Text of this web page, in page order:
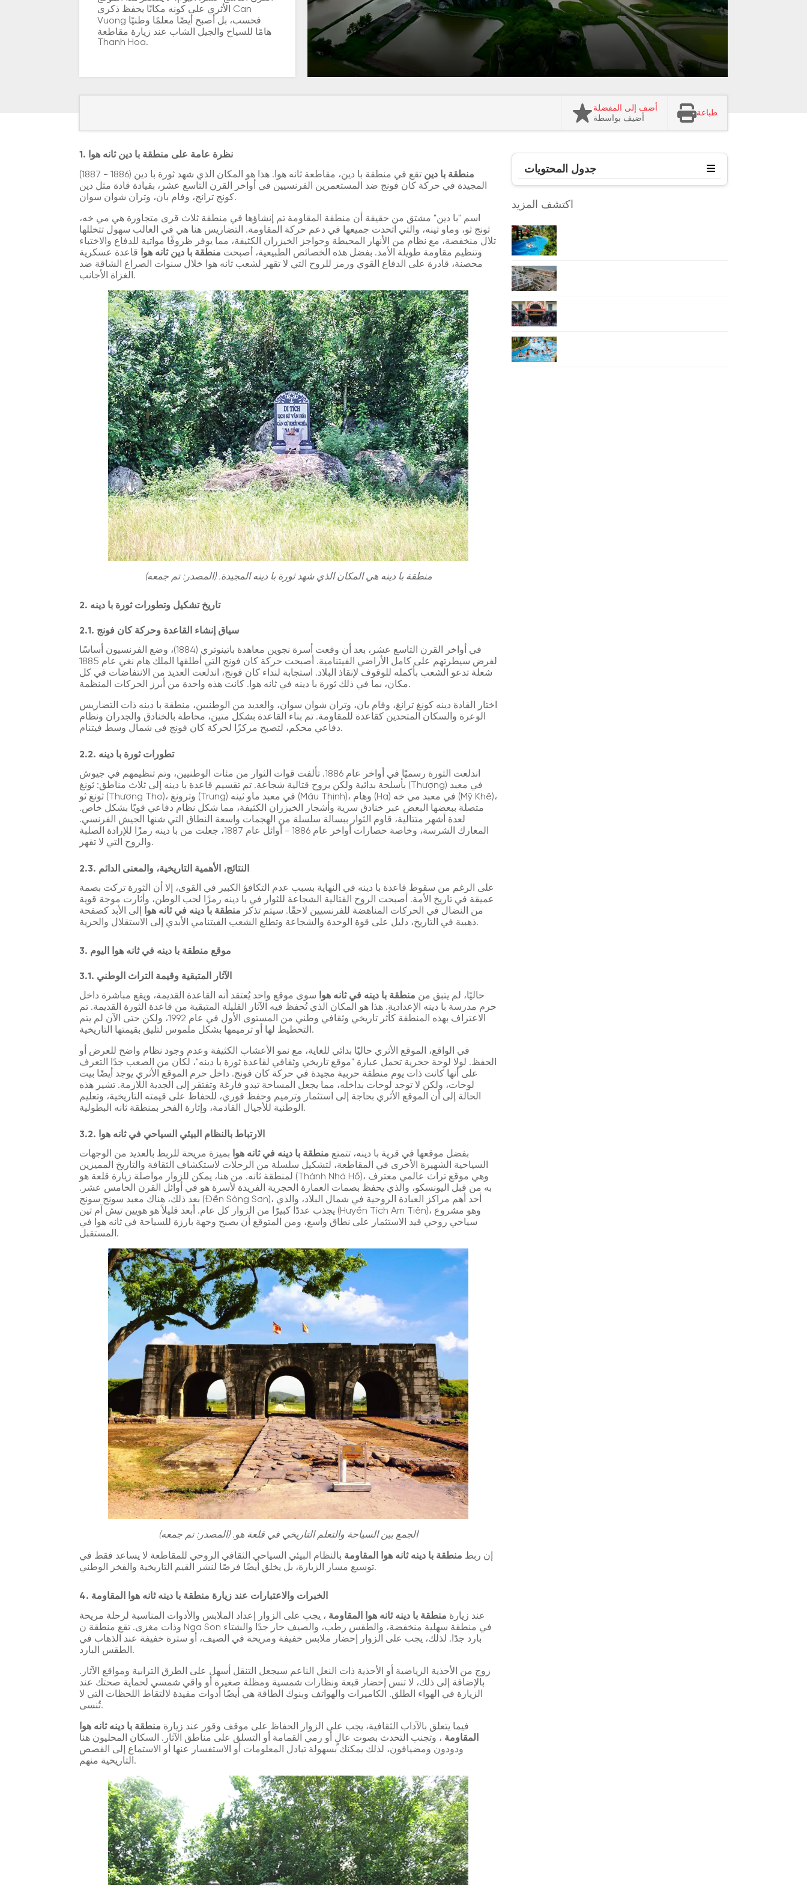
الأثري على كونه مكانًا يحفظ ذكرى Can
Vuong فحسب، بل أصبح أيضًا معلمًا وطنيًا
هامًا للسياح والجيل الشاب عند زيارة مقاطعة
Thanh Hoa.
أضف إلى المفضلة
أضيف بواسطة
طباعة
1. نظرة عامة على منطقة با دين ثانه هوا
منطقة با دين
تقع في منطقة با دين، مقاطعة ثانه هوا. هذا هو المكان الذي شهد ثورة با دين (1886 - 1887)
المجيدة في حركة كان فونج ضد المستعمرين الفرنسيين في أواخر القرن التاسع عشر، بقيادة قادة مثل دين
كونج ترانج، وفام بان، وتران شوان سوان.
اسم "با دين" مشتق من حقيقة أن منطقة المقاومة تم إنشاؤها في منطقة ثلاث قرى متجاورة هي مي خه،
ثونج ثو، وماو ثينه، والتي اتحدت جميعها في دعم حركة المقاومة. التضاريس هنا هي في الغالب سهول تتخللها
تلال منخفضة، مع نظام من الأنهار المحيطة وحواجز الخيزران الكثيفة، مما يوفر ظروفًا مواتية للدفاع والاختباء
وتنظيم مقاومة طويلة الأمد. بفضل هذه الخصائص الطبيعية، أصبحت منطقة با دين ثانه هوا قاعدة عسكرية
محصنة، قادرة على الدفاع القوي ورمز للروح التي لا تقهر لشعب ثانه هوا خلال سنوات الصراع الشاقة ضد
الغزاة الأجانب.
منطقة با دينه هي المكان الذي شهد ثورة با دينه المجيدة. (المصدر: تم جمعه)
2. تاريخ تشكيل وتطورات ثورة با دينه
2.1. سياق إنشاء القاعدة وحركة كان فونج
في أواخر القرن التاسع عشر، بعد أن وقعت أسرة نجوين معاهدة باتينوتري (1884)، وضع الفرنسيون أساسًا
لفرض سيطرتهم على كامل الأراضي الفيتنامية. أصبحت حركة كان فونج التي أطلقها الملك هام نغي عام 1885
شعلة تدعو الشعب بأكمله للوقوف لإنقاذ البلاد. استجابة لنداء كان فونج، اندلعت العديد من الانتفاضات في كل
مكان، بما في ذلك ثورة با دينه في ثانه هوا. كانت هذه واحدة من أبرز الحركات المنظمة.
اختار القادة دينه كونغ ترانغ، وفام بان، وتران شوان سوان، والعديد من الوطنيين، منطقة با دينه ذات التضاريس
الوعرة والسكان المتحدين كقاعدة للمقاومة. تم بناء القاعدة بشكل متين، محاطة بالخنادق والجدران ونظام
دفاعي محكم، لتصبح مركزًا لحركة كان فونج في شمال وسط فيتنام.
2.2. تطورات ثورة با دينه
اندلعت الثورة رسميًا في أواخر عام 1886. تألفت قوات الثوار من مئات الوطنيين، وتم تنظيمهم في جيوش
بأسلحة بدائية ولكن بروح قتالية شجاعة. تم تقسيم قاعدة با دينه إلى ثلاث مناطق: ثونغ (Thượng) في معبد
ثونغ ثو (Thượng Thọ)، وترونغ (Trung) في معبد ماو ثينه (Mậu Thịnh)، وهام (Hạ) في معبد مي خه (Mỹ Khê)،
متصلة ببعضها البعض عبر خنادق سرية وأشجار الخيزران الكثيفة، مما شكل نظام دفاعي قويًا بشكل خاص.
لعدة أشهر متتالية، قاوم الثوار ببسالة سلسلة من الهجمات واسعة النطاق التي شنها الجيش الفرنسي.
المعارك الشرسة، وخاصة حصارات أواخر عام 1886 - أوائل عام 1887، جعلت من با دينه رمزًا للإرادة الصلبة
والروح التي لا تقهر.
2.3. النتائج، الأهمية التاريخية، والمعنى الدائم
على الرغم من سقوط قاعدة با دينه في النهاية بسبب عدم التكافؤ الكبير في القوى، إلا أن الثورة تركت بصمة
عميقة في تاريخ الأمة. أصبحت الروح القتالية الشجاعة للثوار في با دينه رمزًا لحب الوطن، وأثارت موجة قوية
من النضال في الحركات المناهضة للفرنسيين لاحقًا. سيتم تذكر منطقة با دينه في ثانه هوا
إلى الأبد كصفحة
ذهبية في التاريخ، دليل على قوة الوحدة والشجاعة وتطلع الشعب الفيتنامي الأبدي إلى الاستقلال والحرية.
3. موقع منطقة با دينه في ثانه هوا اليوم
3.1. الآثار المتبقية وقيمة التراث الوطني
حاليًا، لم يتبق من منطقة با دينه في ثانه هوا سوى موقع واحد يُعتقد أنه القاعدة القديمة، ويقع مباشرة داخل
حرم مدرسة با دينه الإعدادية. هذا هو المكان الذي تُحفظ فيه الآثار القليلة المتبقية من قاعدة الثورة القديمة. تم
الاعتراف بهذه المنطقة كأثر تاريخي وثقافي وطني من المستوى الأول في عام 1992، ولكن حتى الآن لم يتم
التخطيط لها أو ترميمها بشكل ملموس لتليق بقيمتها التاريخية.
في الواقع، الموقع الأثري حاليًا بدائي للغاية، مع نمو الأعشاب الكثيفة وعدم وجود نظام واضح للعرض أو
الحفظ. لولا لوحة حجرية تحمل عبارة "موقع تاريخي وثقافي لقاعدة ثورة با دينه"، لكان من الصعب جدًا التعرف
على أنها كانت ذات يوم منطقة حربية مجيدة في حركة كان فونج. داخل حرم الموقع الأثري يوجد أيضًا بيت
لوحات، ولكن لا توجد لوحات بداخله، مما يجعل المساحة تبدو فارغة وتفتقر إلى الجدية اللازمة. تشير هذه
الحالة إلى أن الموقع الأثري بحاجة إلى استثمار وترميم وحفظ فوري، للحفاظ على قيمته التاريخية، وتعليم
الوطنية للأجيال القادمة، وإثارة الفخر بمنطقة ثانه البطولية.
3.2. الارتباط بالنظام البيئي السياحي في ثانه هوا
بفضل موقعها في قرية با دينه، تتمتع منطقة با دينه في ثانه هوا بميزة مريحة للربط بالعديد من الوجهات
السياحية الشهيرة الأخرى في المقاطعة، لتشكيل سلسلة من الرحلات لاستكشاف الثقافة والتاريخ المميزين
لمنطقة ثانه. من هنا، يمكن للزوار مواصلة زيارة قلعة هو (Thành Nhà Hồ)، وهي موقع تراث عالمي معترف
به من قبل اليونسكو، والذي يحفظ بصمات العمارة الحجرية الفريدة لأسرة هو في أوائل القرن الخامس عشر.
بعد ذلك، هناك معبد سونج سونج (Đền Sòng Sơn)، أحد أهم مراكز العبادة الروحية في شمال البلاد، والذي
يجذب عددًا كبيرًا من الزوار كل عام. أبعد قليلاً هو هويين تيش آم تين (Huyền Tích Am Tiên)، وهو مشروع
سياحي روحي قيد الاستثمار على نطاق واسع، ومن المتوقع أن يصبح وجهة بارزة للسياحة في ثانه هوا في
المستقبل.
الجمع بين السياحة والتعلم التاريخي في قلعة هو. (المصدر: تم جمعه)
إن ربط منطقة با دينه ثانه هوا المقاومة بالنظام البيئي السياحي الثقافي الروحي للمقاطعة لا يساعد فقط في
توسيع مسار الزيارة، بل يخلق أيضًا فرصًا لنشر القيم التاريخية والفخر الوطني.
4. الخبرات والاعتبارات عند زيارة منطقة با دينه ثانه هوا المقاومة
عند زيارة منطقة با دينه ثانه هوا المقاومة ، يجب على الزوار إعداد الملابس والأدوات المناسبة لرحلة مريحة
وذات مغزى. تقع منطقة ن Nga Son في منطقة سهلية منخفضة، والطقس رطب، والصيف حار جدًا والشتاء
بارد جدًا. لذلك، يجب على الزوار إحضار ملابس خفيفة ومريحة في الصيف، أو سترة خفيفة عند الذهاب في
الطقس البارد.
زوج من الأحذية الرياضية أو الأحذية ذات النعل الناعم سيجعل التنقل أسهل على الطرق الترابية ومواقع الآثار.
بالإضافة إلى ذلك، لا تنس إحضار قبعة ونظارات شمسية ومظلة صغيرة أو واقي شمسي لحماية صحتك عند
الزيارة في الهواء الطلق. الكاميرات والهواتف وبنوك الطاقة هي أيضًا أدوات مفيدة لالتقاط اللحظات التي لا
تُنسى.
فيما يتعلق بالآداب الثقافية، يجب على الزوار الحفاظ على موقف وقور عند زيارة منطقة با دينه ثانه هوا
المقاومة ، وتجنب التحدث بصوت عالٍ أو رمي القمامة أو التسلق على مناطق الآثار. السكان المحليون هنا
ودودون ومضيافون، لذلك يمكنك بسهولة تبادل المعلومات أو الاستفسار عنها أو الاستماع إلى القصص
التاريخية منهم.
جدول المحتويات
اكتشف المزيد